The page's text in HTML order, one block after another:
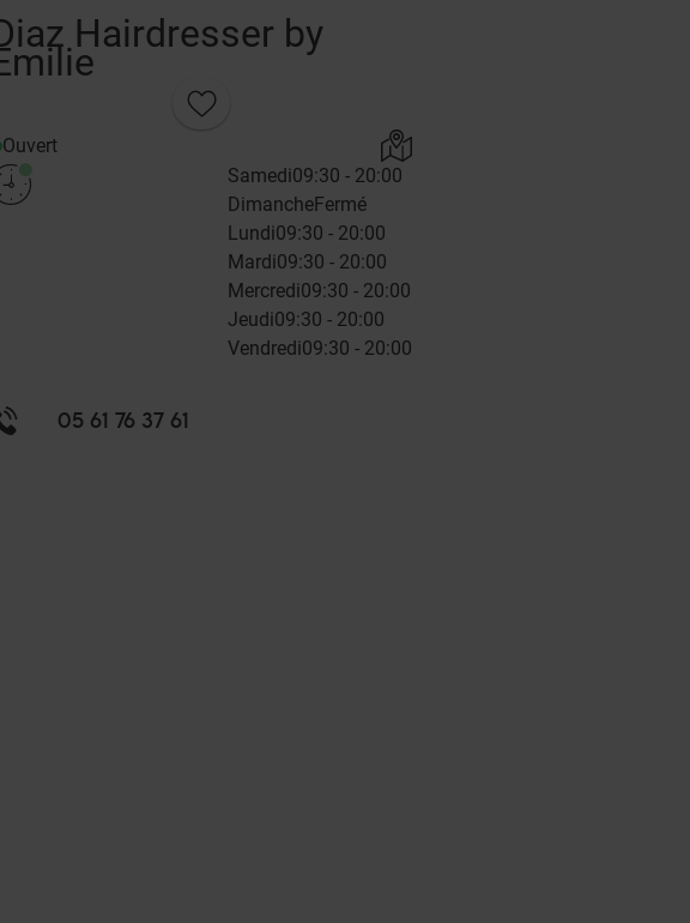
Hairdresser by
Ouvert
Samedi09:30 - 20:00
DimancheFermé
Lundi09:30 - 20:00
Mardi09:30 - 20:00
Mercredi09:30 - 20:00
Jeudi09:30 - 20:00
Vendredi09:30 - 20:00
05 61 76 37 61